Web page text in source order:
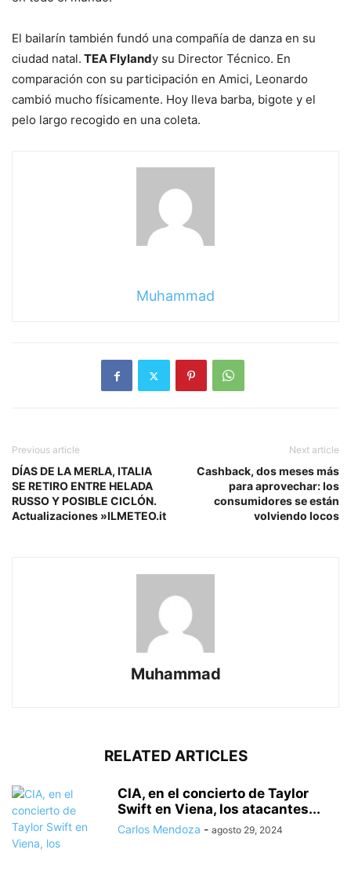
El bailarín también fundó una compañía de danza en su
ciudad natal. TEA Flylandy su Director Técnico. En
comparación con su participación en Amici, Leonardo
cambió mucho físicamente. Hoy lleva barba, bigote y el
pelo largo recogido en una coleta.
Muhammad
Previous article
DÍAS DE LA MERLA, ITALIA
SE RETIRO ENTRE HELADA
RUSSO Y POSIBLE CICLÓN.
Actualizaciones »ILMETEO.it
Next article
Cashback, dos meses más
para aprovechar: los
consumidores se están
volviendo locos
Muhammad
RELATED ARTICLES
CIA, en el concierto de Taylor
Swift en Viena, los atacantes...
Carlos Mendoza - agosto 29, 2024